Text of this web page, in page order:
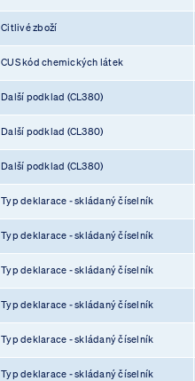
Citlivé zboží
CUS kód chemických látek
Další podklad (CL380)
Další podklad (CL380)
Další podklad (CL380)
Typ deklarace - skládaný číselník
Typ deklarace - skládaný číselník
Typ deklarace - skládaný číselník
Typ deklarace - skládaný číselník
Typ deklarace - skládaný číselník
Typ deklarace - skládaný číselník